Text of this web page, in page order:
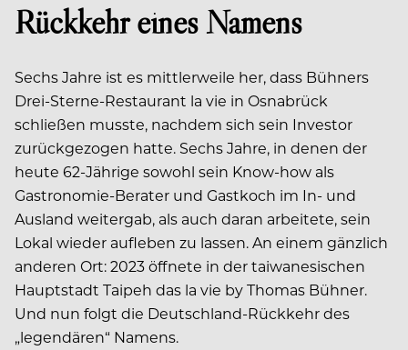
Rückkehr eines Namens
Sechs Jahre ist es mittlerweile her, dass Bühners
Drei-Sterne-Restaurant la vie in Osnabrück
schließen musste, nachdem sich sein Investor
zurückgezogen hatte. Sechs Jahre, in denen der
heute 62-Jährige sowohl sein Know-how als
Gastronomie-Berater und Gastkoch im In- und
Ausland weitergab, als auch daran arbeitete, sein
Lokal wieder aufleben zu lassen.An einem gänzlich
anderen Ort: 2023 öffnete in der taiwanesischen
Hauptstadt Taipeh das la vie by Thomas Bühner.
Und nun folgt die Deutschland-Rückkehr des
„legendären“ Namens.